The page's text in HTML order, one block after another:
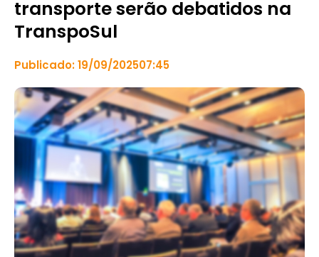
transporte serão debatidos na
TranspoSul
Publicado:19/09/202507:45